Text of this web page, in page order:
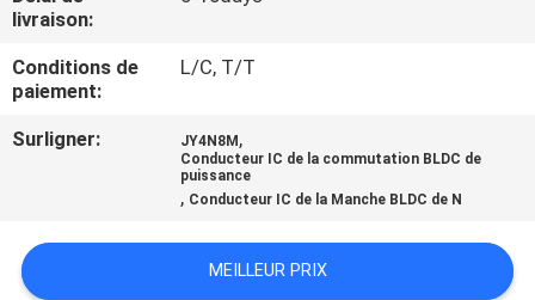
NOUVELLES
TOUS
livraison:
Conditions de
paiement:
L/C, T/T
Surligner: JY4N8M ,
Conducteur IC de la commutation BLDC de
puissance
, Conducteur IC de la Manche BLDC de N
MEILLEUR PRIX